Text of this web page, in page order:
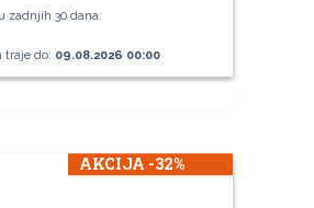
zadnjih 30 dana:
traje do: 09.08.2026 00:00
AKCIJA -32%